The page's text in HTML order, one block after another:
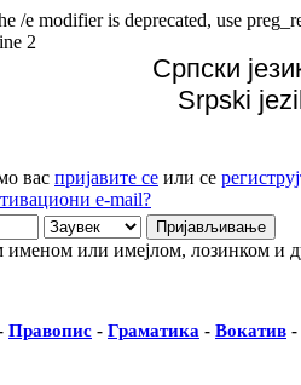
/e modifier is deprecated, use
2
Српски
Srpski
вас пријавите се или се
e-mail?
именом или имејлом, лозинком и
Правопис - Граматика - Вокатив -